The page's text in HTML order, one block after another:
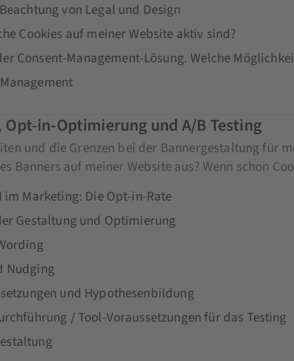
von Legal und Design
Cookies auf meiner Website aktiv sind?
Consent-Management-Lösung. Welche
in-Optimierung und A/B Testing
und die Grenzen bei der Bannergestaltung für
Banners auf meiner Website aus? Wenn schon
im Marketing: Die Opt-in-Rate
Gestaltung und Optimierung
Nudging
und Hypothesenbildung
/ Tool-Voraussetzungen für das Testing